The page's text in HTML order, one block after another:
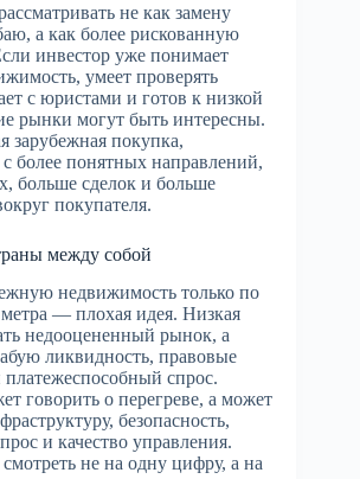
не как замену
а как более рискованную
инвестор уже понимает
умеет проверять
с юристами и готов к низкой
рынки могут быть интересны.
зарубежная покупка,
с более понятных направлений,
больше сделок и больше
покупателя.
между собой
недвижимость только по
— плохая идея. Низкая
недооцененный рынок, а
ликвидность, правовые
спрос.
говорить о перегреве, а может
безопасность,
и качество управления.
не на одну цифру, а на